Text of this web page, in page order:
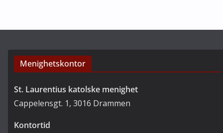
r
Menighetskontor
St. Laurentius katolske menighet
Cappelensgt. 1, 3016 Drammen
Kontortid